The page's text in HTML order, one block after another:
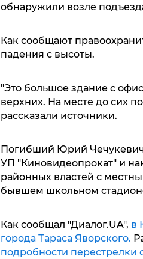
обнаружили возле
Как сообщают
падения с высоты.
"Это большое здание с
верхних. На месте до сих
рассказали источники.
Погибший Юрий
УП "Киновидеопрокат" и
районных властей с
бывшем школьном
Как сообщал "Диалог.UA", в
города Тараса Яворского.
подробности